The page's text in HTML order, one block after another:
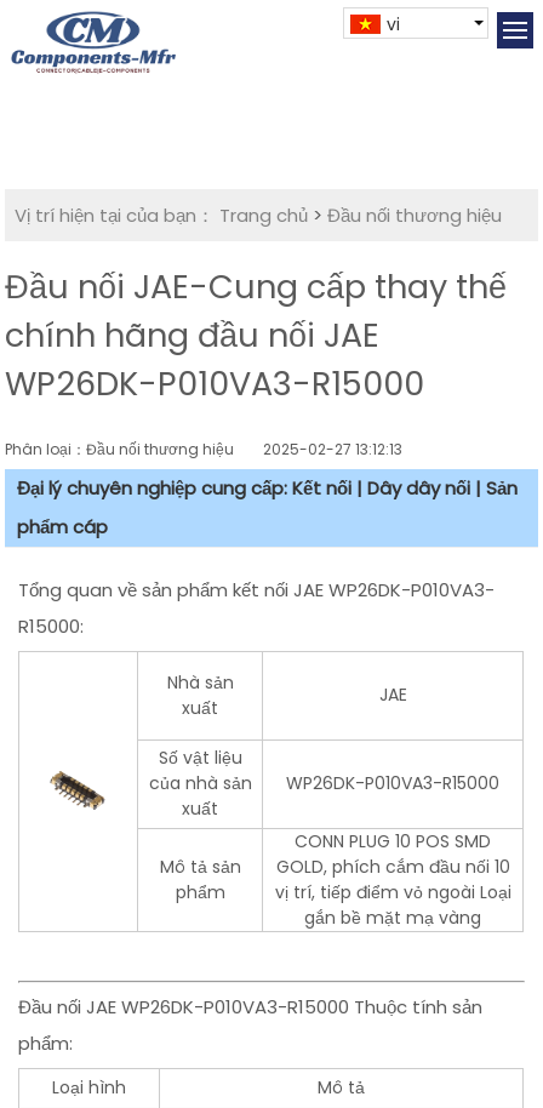
vi
Vị trí hiện tại của bạn： Trang chủ >Đầu nối thương hiệu
Đầu nối JAE-Cung cấp thay thế
chính hãng đầu nối JAE
WP26DK-P010VA3-R15000
Phân loại：Đầu nối thương hiệu 2025-02-27 13:12:13
Đại lý chuyên nghiệp cung cấp: Kết nối | Dây dây nối | Sản
phẩm cáp
Tổng quan về sản phẩm kết nối JAE WP26DK-P010VA3-
R15000:
Nhà sản
xuất
JAE
Số vật liệu
của nhà sản
xuất
WP26DK-P010VA3-R15000
Mô tả sản
phẩm
CONN PLUG 10 POS SMD
GOLD, phích cắm đầu nối 10
vị trí, tiếp điểm vỏ ngoài Loại
gắn bề mặt mạ vàng
Đầu nối JAE WP26DK-P010VA3-R15000 Thuộc tính sản
phẩm:
Loại hình Mô tả